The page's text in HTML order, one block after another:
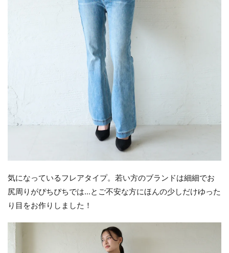
気になっているフレアタイプ。若い方のブランドは細細でお
尻周りがぴちぴちでは...とご不安な方にほんの少しだけゆった
り目をお作りしました！